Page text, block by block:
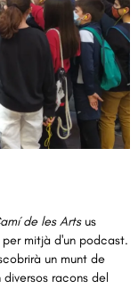
de les Artsus
mitjà d'un podcast.
un munt de
racons del